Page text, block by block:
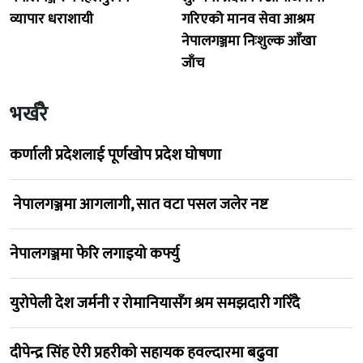
व्यापार धराशायी
गरिएको मानव सेवा आश्रम
नेपालगञ्जमा निःशुल्क आँखा
जाँच
भर्खरै
कर्णाली प्रदेशलाई पूर्णखोप प्रदेश घोषणा
नेपालगञ्जमा आगलागी, सात वटा पसल जलेर नष्ट
नेपालगञ्जमा फेरि लगाइयो कर्फ्यु
युरोपेली देश जर्मनी र रोमानियासँग श्रम समझदारी गरिँदै
दीपेन्द्र सिंह ऐरी प्रहरीको सहायक हवल्दारमा बढुवा